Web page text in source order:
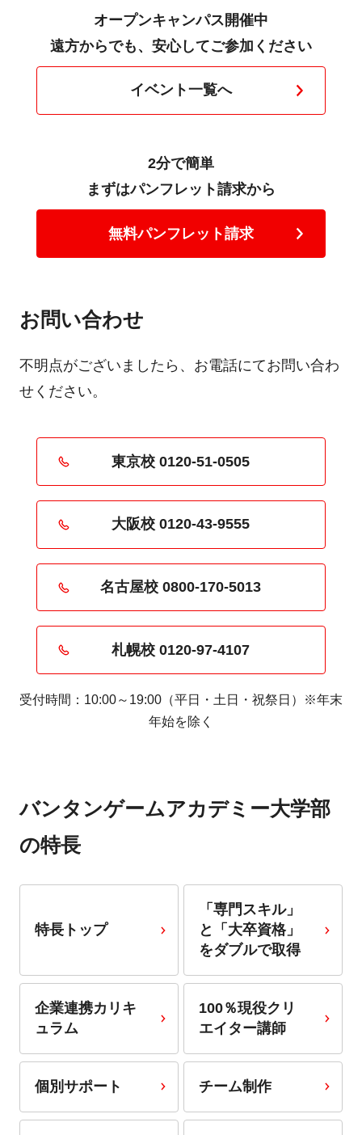
オープンキャンパス開催中
遠方からでも、安心してご参加ください
イベント一覧へ
2分で簡単
まずはパンフレット請求から
無料パンフレット請求
お問い合わせ
不明点がございましたら、お電話にてお問い合わ
せください。
東京校 0120-51-0505
大阪校 0120-43-9555
名古屋校 0800-170-5013
札幌校 0120-97-4107
受付時間：10:00～19:00（平日・土日・祝祭日）※年末
年始を除く
バンタンゲームアカデミー大学部
の特長
特長トップ
「専門スキル」
と「大卒資格」
をダブルで取得
企業連携カリキ
ュラム
100％現役クリ
エイター講師
個別サポート チーム制作